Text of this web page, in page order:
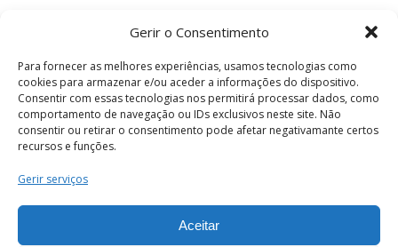
Gerir o Consentimento
Para fornecer as melhores experiências, usamos tecnologias como
cookies para armazenar e/ou aceder a informações do dispositivo.
Consentir com essas tecnologias nos permitirá processar dados, como
comportamento de navegação ou IDs exclusivos neste site. Não
consentir ou retirar o consentimento pode afetar negativamante certos
recursos e funções.
Gerir serviços
Aceitar
Termos e Condições